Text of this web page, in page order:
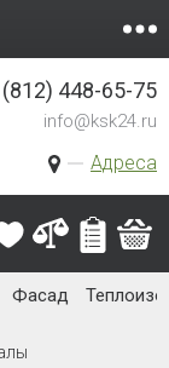
Адреса
(812) 448-65-75
info@ksk24.ru
Фасад